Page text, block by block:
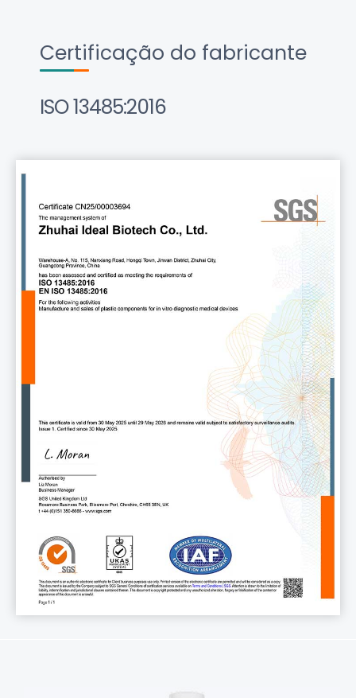
Certificação do fabricante
ISO 13485:2016